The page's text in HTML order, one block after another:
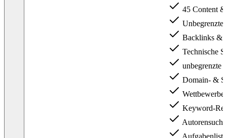
45 Content
Backlinks &
Technische
unbegrenzte
Domain- &
Keyword-
Autorensuche